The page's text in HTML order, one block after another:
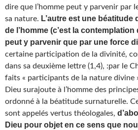
dire que l’homme peut y parvenir par
sa nature. L’autre est une
de l’homme (c’est la contemplation
peut y parvenir que par une force
certaine participation de la divinité,
dans sa deuxième lettre (1,4), :par le
faits « participants de la nature divine
Dieu surajoute à l’homme des
ordonné à la béatitude surnaturelle.
sont appelés vertus théologales,
Dieu pour objet en ce sens que